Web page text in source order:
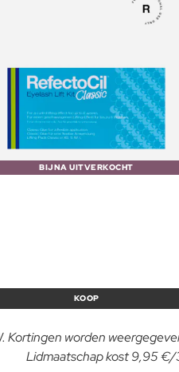
BIJNA UITVERKOCHT
KOOP
Kortingen worden
Lidmaatschap kost 9,95 €/